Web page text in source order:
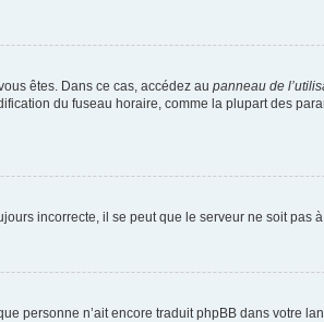
êtes. Dans ce cas, accédez au panneau de
du fuseau horaire, comme la plupart des
incorrecte, il se peut que le serveur ne soit pas
personne n’ait encore traduit phpBB dans votre